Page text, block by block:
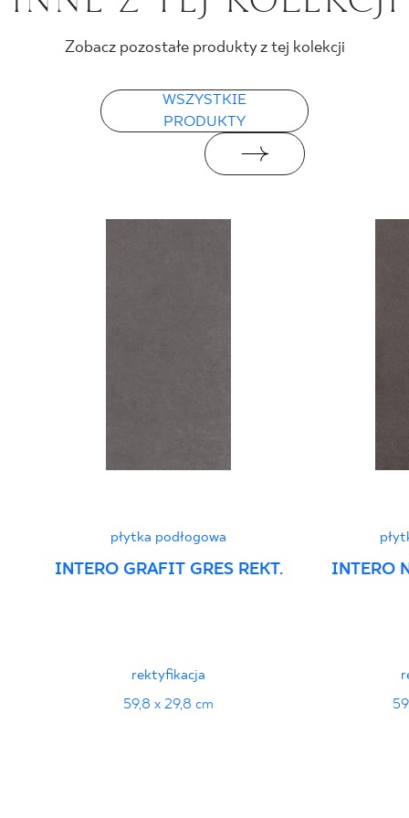
Certyfikat zgodności z Polską Normą nr
PDF 78 KB
Deklaracje właściwości użytkowych
Zobacz pozostałe produkty z tej kolekcji
WSZYSTKIE
PRODUKTY
płytka podłogowa
INTERO GRAFIT GRES REKT.
rektyfikacja
59,8 x 29,8 cm
INTERO